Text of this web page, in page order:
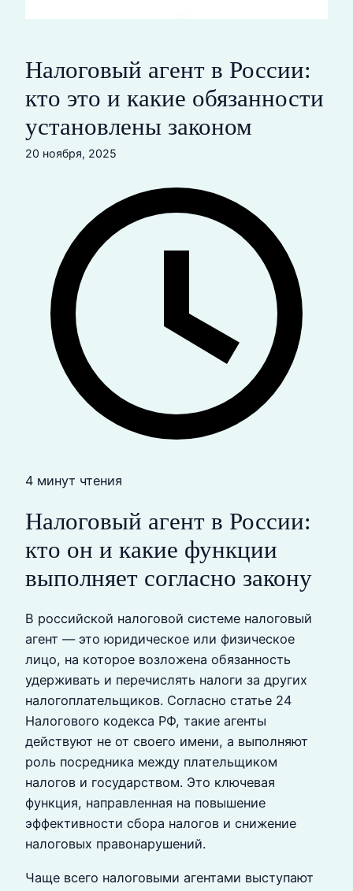
Налоговый агент в России:
кто это и какие обязанности
установлены законом
20 ноября, 2025
4 минут чтения
Налоговый агент в России:
кто он и какие функции
выполняет согласно закону
В российской налоговой системе налоговый
агент — это юридическое или физическое
лицо, на которое возложена обязанность
удерживать и перечислять налоги за других
налогоплательщиков. Согласно статье 24
Налогового кодекса РФ, такие агенты
действуют не от своего имени, а выполняют
роль посредника между плательщиком
налогов и государством. Это ключевая
функция, направленная на повышение
эффективности сбора налогов и снижение
налоговых правонарушений.
Чаще всего налоговыми агентами выступают